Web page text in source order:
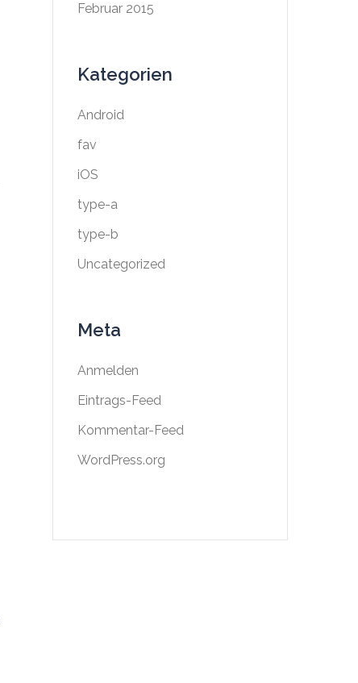
Februar 2015
Kategorien
Android
fav
iOS
type-a
type-b
Uncategorized
Meta
Anmelden
Eintrags-Feed
Kommentar-Feed
WordPress.org